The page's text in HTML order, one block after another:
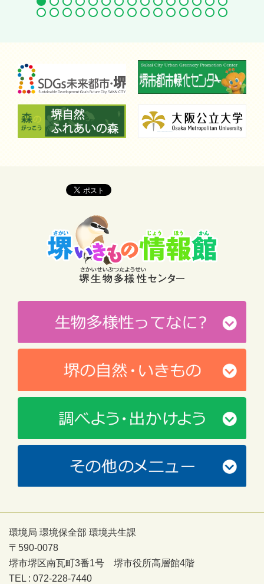
環境局 環境保全部 環境共生課
〒590-0078
堺市堺区南瓦町3番1号 堺市役所高層館4階
TEL : 072-228-7440